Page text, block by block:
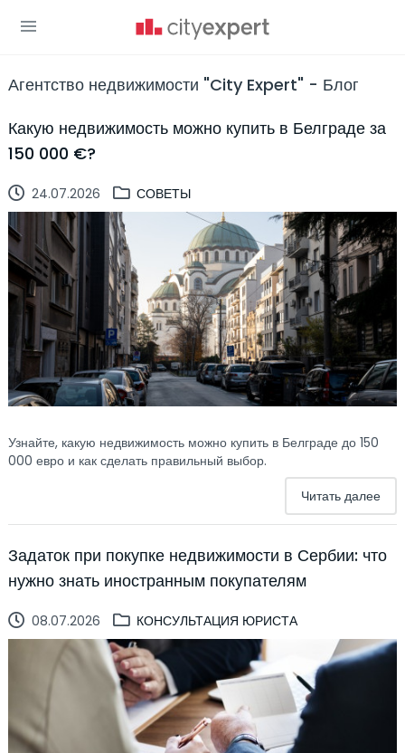
Агентство недвижимости "City Expert" - Блог
Какую недвижимость можно купить в Белграде за
150 000 €?
24.07.2026 СОВЕТЫ
Узнайте, какую недвижимость можно купить в Белграде до 150
000 евро и как сделать правильный выбор.
Читать далее
Задаток при покупке недвижимости в Сербии: что
нужно знать иностранным покупателям
08.07.2026 КОНСУЛЬТАЦИЯ ЮРИСТА